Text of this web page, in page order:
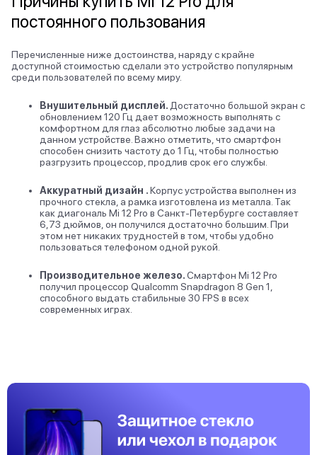
постоянного пользования
Перечисленные ниже достоинства, наряду с крайне
доступной стоимостью сделали это устройство популярным
среди пользователей по всему миру.
Внушительный дисплей. Достаточно большой экран с
обновлением 120 Гц дает возможность выполнять с
комфортном для глаз абсолютно любые задачи на
данном устройстве. Важно отметить, что смартфон
способен снизить частоту до 1 Гц, чтобы полностью
разгрузить процессор, продлив срок его службы.
Аккуратный дизайн .Корпус устройства выполнен из
прочного стекла, а рамка изготовлена из металла. Так
как диагональ Mi 12 Pro в Санкт-Петербурге составляет
6,73 дюймов, он получился достаточно большим. При
этом нет никаких трудностей в том, чтобы удобно
пользоваться телефоном одной рукой.
Производительное железо.Смартфон Mi 12 Pro
получил процессор Qualcomm Snapdragon 8 Gen 1,
способного выдать стабильные 30 FPS в всех
современных играх.